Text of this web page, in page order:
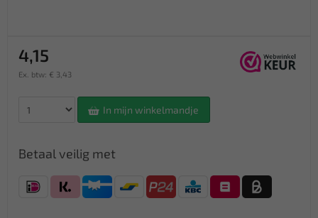
4,15
Ex. btw: € 3,43
In mijn winkelmandje
Betaal veilig met